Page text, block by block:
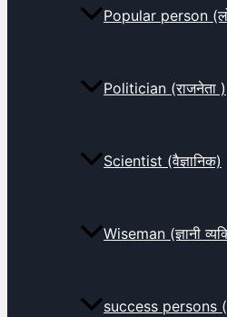
Popular person
Politician (राजनेता )
Scientist (वैज्ञानिक)
Wiseman (ज्ञानी
success persons